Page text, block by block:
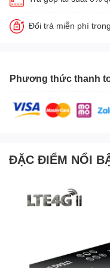
Đổi trả miễn phí
Phương thức thanh
ĐẶC ĐIỂM NỔI